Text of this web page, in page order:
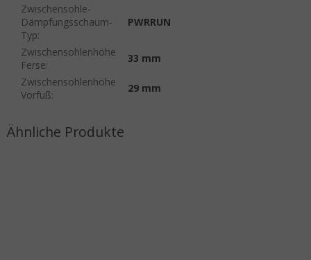
Zwischensohle-
Dämpfungsschaum-
Typ:
PWRRUN
Zwischensohlenhöhe
Ferse:
33 mm
Zwischensohlenhöhe
Vorfuß:
29 mm